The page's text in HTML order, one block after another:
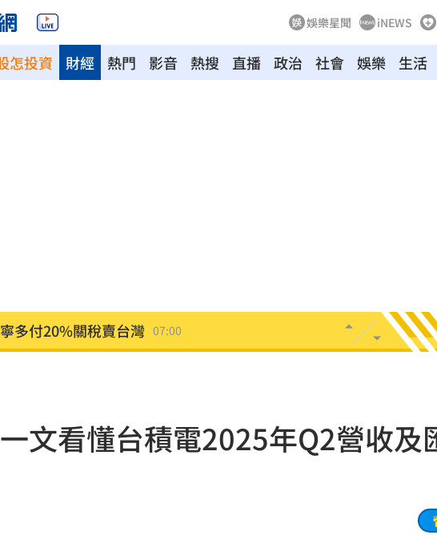
娛樂星聞 iNEWS
怎投資 熱門 影音 熱搜 直播 政治 社會 娛樂 生活
財經
多付20%關稅賣台灣 07:00
縣市大雨特報開炸
：賓士擋下救好多人 06:37
文打擊詐騙網笑翻
文看懂台積電2025年Q2營收及